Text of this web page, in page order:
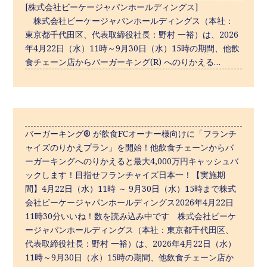
[株式会社ビーケージャパンホールディングス]
株式会社ビーケージャパンホールディングス（本社：
東京都千代田区、代表取締役社長：野村 一裕）は、2026
年4月22日（水）11時～9月30日（水）15時の期間、他飲
食チェーン店からバーガーキング(R) へのりかえる…
バーガーキング® が飲食FCオーナー様向けに「フランチ
ャイズのりかえプラン」を開始！他飲食チェーンからバ
ーガーキングへのりかえると最大4,000万円キャッシュバ
ックします！目指せフランチャイズ日本一！【実施期
間】4月22日（水）11時 ～ 9月30日（水）15時まで株式
会社ビーケージャパンホールディングス2026年4月22日
11時30分いいね！数を読み込み中です 株式会社ビーケ
ージャパンホールディングス（本社：東京都千代田区、
代表取締役社長：野村 一裕）は、2026年4月22日（水）
11時～9月30日（水）15時の期間、他飲食チェーン店か